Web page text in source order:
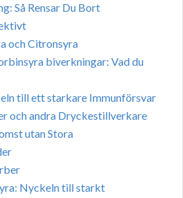
Så Rensar Du Bort
och Citronsyra
biverkningar: Vad du
till ett starkare Immunförsvar
och andra Dryckestillverkare
utan Stora
Nyckeln till starkt